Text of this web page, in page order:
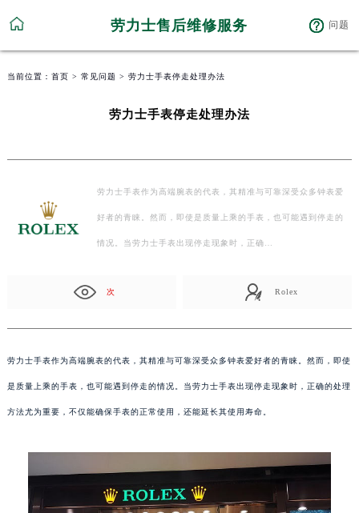
劳力士售后维修服务 问题
当前位置： 首页 > 常见问题 > 劳力士手表停走处理办法
劳力士手表停走处理办法
劳力士手表作为高端腕表的代表，其精准与可靠深受众多钟表爱
好者的青睐。然而，即使是质量上乘的手表，也可能遇到停走的
情况。当劳力士手表出现停走现象时，正确…
次 Rolex
劳力士手表作为高端腕表的代表，其精准与可靠深受众多钟表爱好者的青睐。然而，即使
是质量上乘的手表，也可能遇到停走的情况。当劳力士手表出现停走现象时，正确的处理
方法尤为重要，不仅能确保手表的正常使用，还能延长其使用寿命。